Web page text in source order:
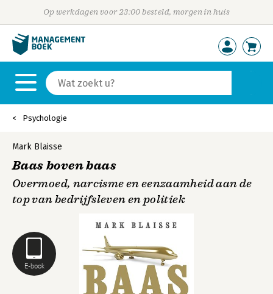
Op werkdagen voor 23:00 besteld, morgen in huis
Psychologie
E-book
Mark Blaisse
Baas boven baas
Overmoed, narcisme en eenzaamheid aan de
top van bedrijfsleven en politiek